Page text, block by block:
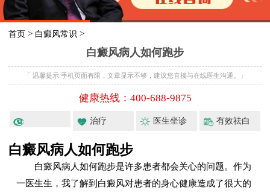
首页 > 白癜风常识 >
白癜风病人如何跑步
「 温馨提示:手机页面有限，文章显示不够，建议您直接与在线医生沟通。」
健康热线：400-688-9875
治疗 医生坐诊 有效祛白
白癜风病人如何跑步
白癜风病人如何跑步是许多患者都会关心的问题。作为
一医生生，我了解到白癜风对患者的身心健康造成了很大的